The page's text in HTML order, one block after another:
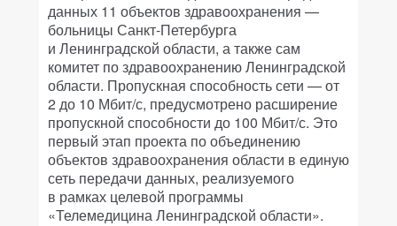
данных 11 объектов здравоохранения —
больницы Санкт-Петербурга
и Ленинградской области, а также сам
комитет по здравоохранению Ленинградской
области. Пропускная способность сети — от
2 до 10 Мбит/с, предусмотрено расширение
пропускной способности до 100 Мбит/с. Это
первый этап проекта по объединению
объектов здравоохранения области в единую
сеть передачи данных, реализуемого
в рамках целевой программы
«Телемедицина Ленинградской области».